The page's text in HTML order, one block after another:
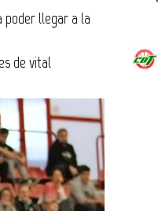
poder llegar a la
de vital